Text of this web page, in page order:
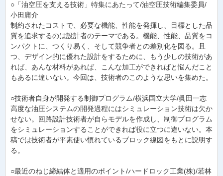
○「油空圧を支える技術」特集にあたって/油空圧技術編集委員/
小田庸介
制約されたコストで、必要な機能、性能を発揮し、目標とした品
質を追求するのは設計者のテーマである。機能、性能、品質をコ
ンパクトに、つくり易く、そして競争者との差別化を図る。且
つ、デザイン的に優れた設計をするために、もう少しの技術があ
れば、あんな材料があれば、こんな加工ができればと悩んだこと
もあるに違いない。今回は、技術者のこのような思いを集めた。
○技術者自身が開発する制御プログラム/横浜国立大学/眞田一志
高度な油圧システムの開発過程にはシミュレーション技術は欠か
せない。回路設計技術者が自らモデルを作成し、制御プログラム
をシミュレーションすることができれば役に立つに違いない。本
稿では技術者が平素使い慣れているブロック線図をもとに説明す
る。
○最近のねじ締結体と適用のポイント/ハードロック工業(株)/若林